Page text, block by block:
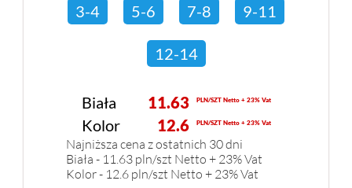
3-4 5-6 7-8 9-11
12-14
Biała 11.63 PLN/SZT Netto + 23% Vat
Kolor 12.6 PLN/SZT Netto + 23% Vat
Najniższa cena z ostatnich 30 dni
Biała - 11.63 pln/szt Netto + 23% Vat
Kolor - 12.6 pln/szt Netto + 23% Vat